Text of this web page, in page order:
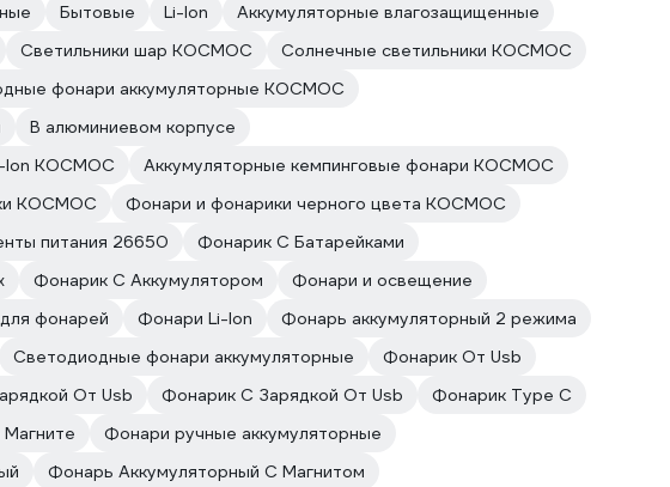
Бытовые Li-Ion
Аккумуляторные влагозащищенные
Светильники шар КОСМОС
Солнечные светильники КОСМОС
фонари аккумуляторные КОСМОС
В алюминиевом корпусе
Ion КОСМОС
Аккумуляторные кемпинговые фонари КОСМОС
КОСМОС
Фонари и фонарики черного цвета КОСМОС
питания 26650
Фонарик С Батарейками
Фонарик С Аккумулятором
Фонари и освещение
фонарей Фонари Li-Ion
Фонарь аккумуляторный 2 режима
Светодиодные фонари аккумуляторные
Фонарик От Usb
От Usb Фонарик С Зарядкой От Usb
Фонарик Type C
Фонари ручные аккумуляторные
Фонарь Аккумуляторный С Магнитом